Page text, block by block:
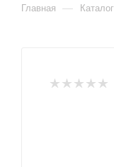
Главная — Каталог